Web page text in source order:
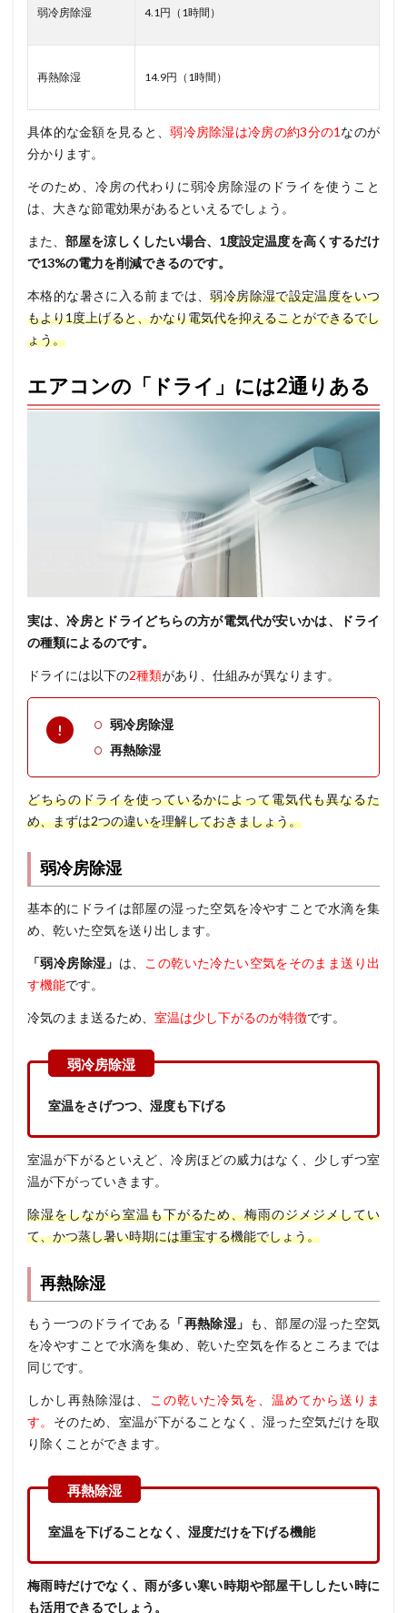
弱冷房除湿 4.1円（1時間）
再熱除湿 14.9円（1時間）
具体的な金額を見ると、弱冷房除湿は冷房の約3分の1 なのが
分かります。
そのため、冷房の代わりに弱冷房除湿のドライを使うこと
は、 大きな節電効果があるといえるでしょう。
また、部屋を涼しくしたい場合、1度設定温度を高くするだけ
で13%の電力を削減できるのです。
本格的な暑さに入る前までは、弱冷房除湿で設定温度をいつ
もより1度上げると、かなり電気代を抑えることができるでし
ょう。
エアコンの「ドライ」には2通りある
実は、冷房とドライどちらの方が電気代が安いかは、ドライ
の種類によるのです。
ドライには以下の2種類があり、仕組みが異なります。
弱冷房除湿
再熱除湿
どちらのドライを使っているかによって電気代も異なるた
め、まずは2つの違いを理解しておきましょう。
弱冷房除湿
基本的にドライは部屋の湿った空気を冷やすことで水滴を集
め、乾いた空気を送り出します。
「弱冷房除湿」 は、 この乾いた冷たい空気をそのまま送り出
す機能です。
冷気のまま送るため、 室温は少し下がるのが特徴です。
室温をさげつつ、湿度も下げる
室温が下がるといえど、冷房ほどの威力はなく、少しずつ室
温が下がっていきます。
除湿をしながら室温も下がるため、梅雨のジメジメしてい
て、かつ蒸し暑い時期には重宝する機能でしょう。
再熱除湿
もう一つのドライである 「再熱除湿」 も、部屋の湿った空気
を冷やすことで水滴を集め、乾いた空気を作るところまでは
同じです。
しかし再熱除湿は、
この乾いた冷気を、温めてから送りま
す。 そのため、室温が下がることなく、湿った空気だけを取
り除くことができます。
室温を下げることなく、湿度だけを下げる機能
梅雨時だけでなく、雨が多い寒い時期や部屋干ししたい時に
も活用できるでしょう。